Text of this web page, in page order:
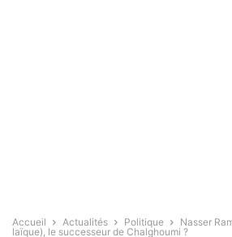
Accueil Actualités Politique
Nasser
laïque), le successeur de Chalghoumi ?